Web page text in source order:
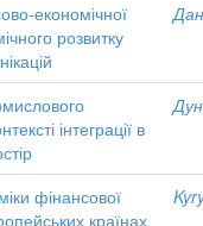
економічної
розвитку
інтеграції в
фінансової
країнах